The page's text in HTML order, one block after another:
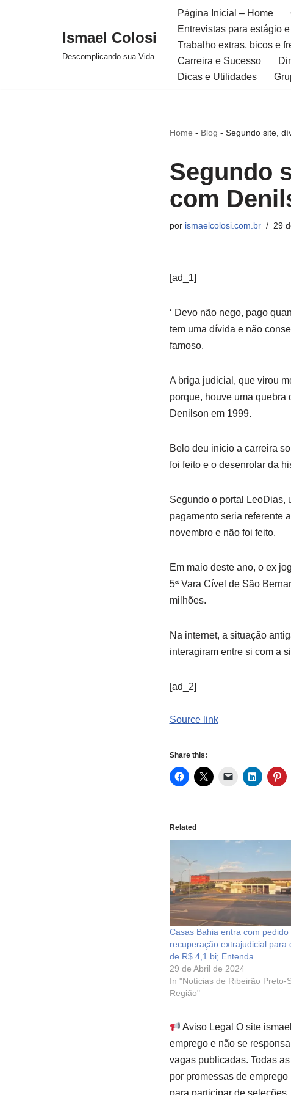
Ismael Colosi
Descomplicando sua Vida
Página Inicial – Home
Entrevistas para estágio
Trabalho extras, bicos e
Carreira e Sucesso
Dicas e Utilidades
Home - Blog - Segundo site,
Segundo
com
por ismaelcolosi.com.br 29
[ad_1]
‘ Devo não nego, pago
tem uma dívida e não
famoso.
A briga judicial, que virou
porque, houve uma quebra
Denilson em 1999.
Belo deu início a carreira
foi feito e o desenrolar da
Segundo o portal LeoDias,
pagamento seria referente
novembro e não foi feito.
Em maio deste ano, o ex
5ª Vara Cível de São
milhões.
Na internet, a situação
interagiram entre si com a
[ad_2]
Source link
Share this:
Related
Casas Bahia entra com pedido
recuperação extrajudicial para
de R$ 4,1 bi; Entenda
29 de Abril de 2024
In "Notícias de Ribeirão Preto-
Região"
Aviso Legal O site
emprego e não se
vagas publicadas. Todas
por promessas de